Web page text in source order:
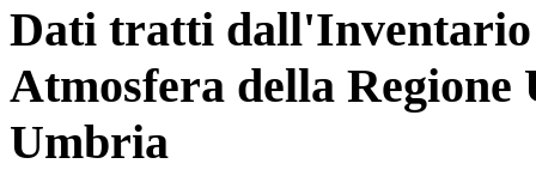
Dati tratti dall'Inventario
Atmosfera della
Umbria